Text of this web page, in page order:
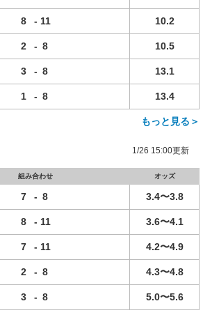
8 - 11 10.2
2 - 8 10.5
3 - 8 13.1
1 - 8 13.4
もっと見る＞
1/26 15:00更新
組み合わせ オッズ
7 - 8 3.4〜3.8
8 - 11 3.6〜4.1
7 - 11 4.2〜4.9
2 - 8 4.3〜4.8
3 - 8 5.0〜5.6